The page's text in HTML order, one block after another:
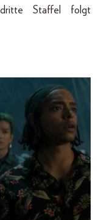
Staffel folgt